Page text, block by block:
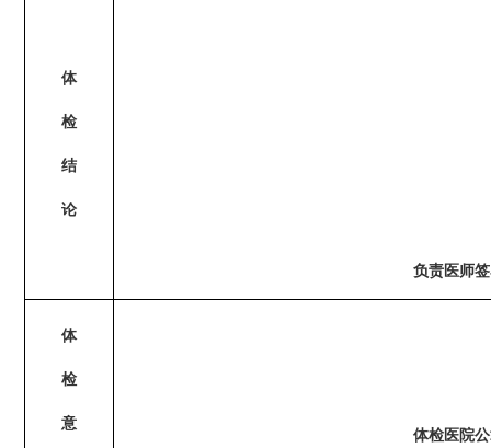
体
检
结
论
负责医师
体
检
意
体检医院